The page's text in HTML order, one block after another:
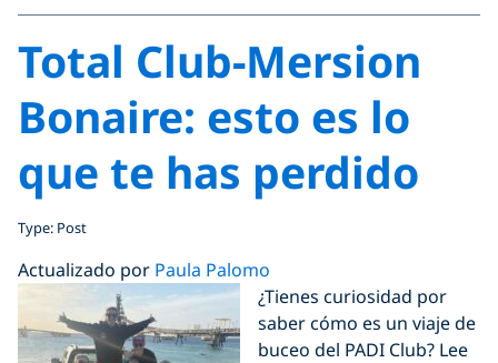
Total Club-Mersion
Bonaire: esto es lo
que te has perdido
Type: Post
Actualizado por Paula Palomo
¿Tienes curiosidad por
saber cómo es un viaje de
buceo del PADI Club? Lee